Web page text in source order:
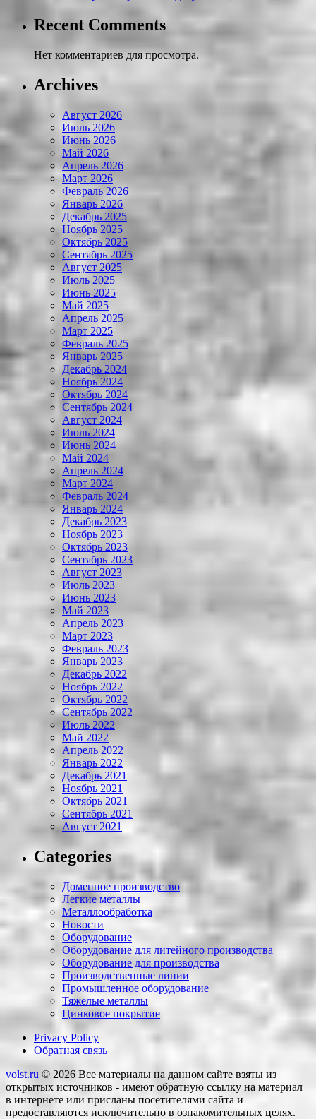
Recent Comments
Нет комментариев для просмотра.
Archives
Август 2026
Июль 2026
Июнь 2026
Май 2026
Апрель 2026
Март 2026
Февраль 2026
Январь 2026
Декабрь 2025
Ноябрь 2025
Октябрь 2025
Сентябрь 2025
Август 2025
Июль 2025
Июнь 2025
Май 2025
Апрель 2025
Март 2025
Февраль 2025
Январь 2025
Декабрь 2024
Ноябрь 2024
Октябрь 2024
Сентябрь 2024
Август 2024
Июль 2024
Июнь 2024
Май 2024
Апрель 2024
Март 2024
Февраль 2024
Январь 2024
Декабрь 2023
Ноябрь 2023
Октябрь 2023
Сентябрь 2023
Август 2023
Июль 2023
Июнь 2023
Май 2023
Апрель 2023
Март 2023
Февраль 2023
Январь 2023
Декабрь 2022
Ноябрь 2022
Октябрь 2022
Сентябрь 2022
Июль 2022
Май 2022
Апрель 2022
Январь 2022
Декабрь 2021
Ноябрь 2021
Октябрь 2021
Сентябрь 2021
Август 2021
Categories
Доменное производство
Легкие металлы
Металлообработка
Новости
Оборудование
Оборудование для литейного производства
Оборудование для производства
Производственные линии
Промышленное оборудование
Тяжелые металлы
Цинковое покрытие
Privacy Policy
Обратная связь
volst.ru © 2026 Все материалы на данном сайте взяты из
открытых источников - имеют обратную ссылку на материал
в интернете или присланы посетителями сайта и
предоставляются исключительно в ознакомительных целях.